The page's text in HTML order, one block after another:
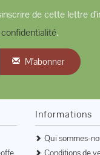
de cette lettre
.
M'abonner
Informations
Qui sommes-
Conditions de